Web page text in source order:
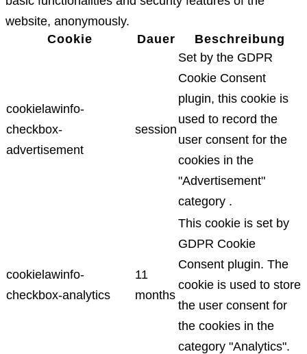
website, anonymously.
Cookie
Dauer Beschreibung
cookielawinfo-
checkbox-
advertisement
session
Set by the GDPR
Cookie Consent
plugin, this cookie is
used to record the
user consent for the
cookies in the
"Advertisement"
category .
cookielawinfo-
checkbox-analytics
11
months
This cookie is set by
GDPR Cookie
Consent plugin. The
cookie is used to store
the user consent for
the cookies in the
category "Analytics".